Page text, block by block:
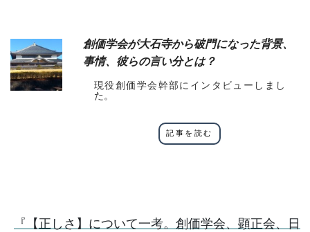
創価学会が大石寺から破門になった背景、
事情、彼らの言い分とは？
現役創価学会幹部にインタビューしまし
た。
記事を読む
『【正しさ】について一考。創価学会、顕正会、日